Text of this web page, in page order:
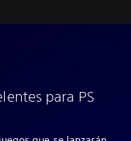
para PS